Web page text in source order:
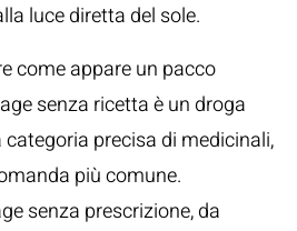
luce diretta del sole.
come appare un pacco
senza ricetta è un droga
precisa di medicinali,
più comune.
senza prescrizione, da